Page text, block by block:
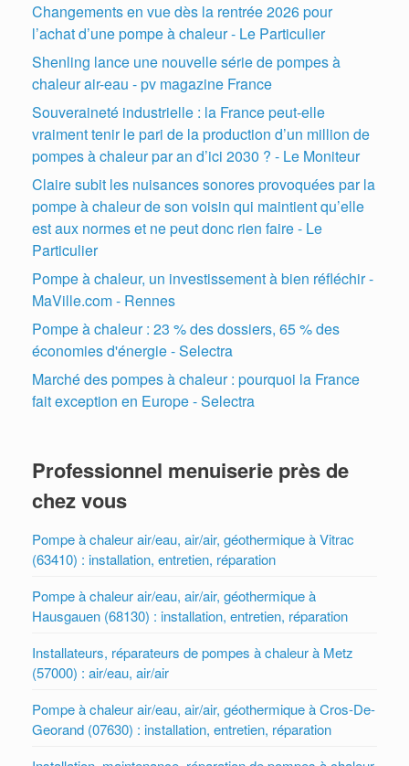
Changements en vue dès la rentrée 2026 pour
l’achat d’une pompe à chaleur - Le Particulier
Shenling lance une nouvelle série de pompes à
chaleur air-eau - pv magazine France
Souveraineté industrielle : la France peut-elle
vraiment tenir le pari de la production d’un million de
pompes à chaleur par an d’ici 2030 ? - Le Moniteur
Claire subit les nuisances sonores provoquées par la
pompe à chaleur de son voisin qui maintient qu’elle
est aux normes et ne peut donc rien faire - Le
Particulier
Pompe à chaleur, un investissement à bien réfléchir -
MaVille.com - Rennes
Pompe à chaleur : 23 % des dossiers, 65 % des
économies d'énergie - Selectra
Marché des pompes à chaleur : pourquoi la France
fait exception en Europe - Selectra
Professionnel menuiserie près de
chez vous
Pompe à chaleur air/eau, air/air, géothermique à Vitrac
(63410) : installation, entretien, réparation
Pompe à chaleur air/eau, air/air, géothermique à
Hausgauen (68130) : installation, entretien, réparation
Installateurs, réparateurs de pompes à chaleur à Metz
(57000) : air/eau, air/air
Pompe à chaleur air/eau, air/air, géothermique à Cros-De-
Georand (07630) : installation, entretien, réparation